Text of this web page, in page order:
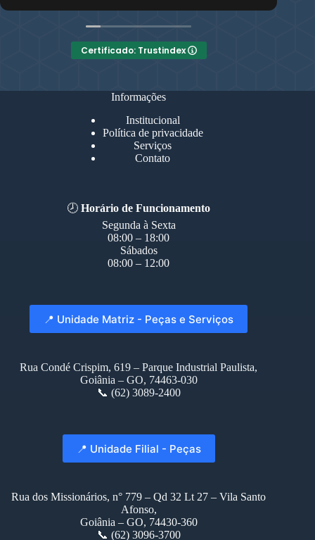
Certificado: Trustindex
Informações
Institucional
Política de privacidade
Serviços
Contato
🕗Horário de Funcionamento
Segunda à Sexta
08:00 – 18:00
Sábados
08:00 – 12:00
📍 Unidade Matriz - Peças e Serviços
Rua Condé Crispim, 619 – Parque Industrial Paulista,
Goiânia – GO, 74463-030
📞 (62) 3089-2400
📍 Unidade Filial - Peças
Rua dos Missionários, n° 779 – Qd 32 Lt 27 – Vila Santo
Afonso,
Goiânia – GO, 74430-360
📞 (62) 3096-3700